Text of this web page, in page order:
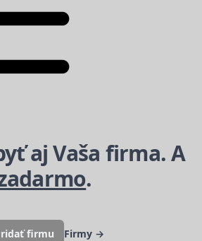
aj Vaša firma. A
.
firmu Firmy →